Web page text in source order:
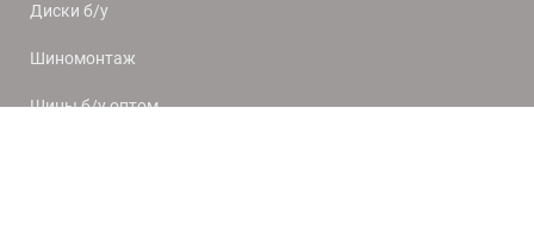
Диски б/у
Шиномонтаж
Шины б/у оптом